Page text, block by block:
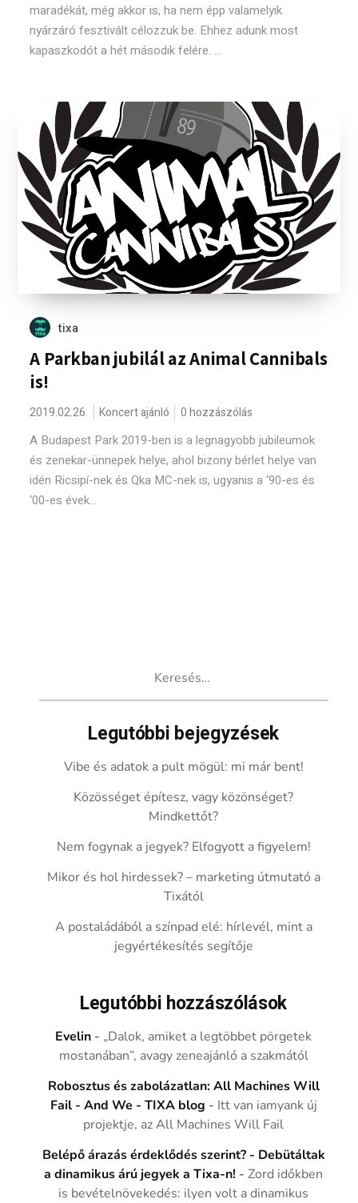
maradékát, még akkor is, ha nem épp valamelyik
nyárzáró fesztivált célozzuk be. Ehhez adunk most
kapaszkodót a hét második felére. ...
tixa
A Parkban jubilál az Animal Cannibals
is!
2019.02.26. Koncert ajánló 0 hozzászólás
A Budapest Park 2019-ben is a legnagyobb jubileumok
és zenekar-ünnepek helye, ahol bizony bérlet helye van
idén Ricsipí-nek és Qka MC-nek is, ugyanis a ‘90-es és
‘00-es évek...
Legutóbbi bejegyzések
Vibe és adatok a pult mögül: mi már bent!
Közösséget építesz, vagy közönséget?
Mindkettőt?
Nem fogynak a jegyek? Elfogyott a figyelem!
Mikor és hol hirdessek? – marketing útmutató a
Tixától
A postaládából a színpad elé: hírlevél, mint a
jegyértékesítés segítője
Legutóbbi hozzászólások
Evelin - „Dalok, amiket a legtöbbet pörgetek
mostanában”, avagy zeneajánló a szakmától
Robosztus és zabolázatlan: All Machines Will
Fail - And We - TIXA blog - Itt van iamyank új
projektje, az All Machines Will Fail
Belépő árazás érdeklődés szerint? - Debütáltak
a dinamikus árú jegyek a Tixa-n! -Zord időkben
is bevételnövekedés: ilyen volt a dinamikus